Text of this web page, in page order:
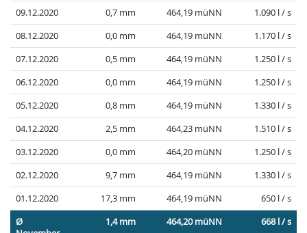
09.12.2020
0,7 mm 464,19 müNN
1.090 l / s
08.12.2020
0,0 mm 464,19 müNN
1.170 l / s
07.12.2020
0,5 mm 464,19 müNN
1.250 l / s
06.12.2020
0,0 mm 464,19 müNN
1.250 l / s
05.12.2020
0,8 mm 464,19 müNN
1.330 l / s
04.12.2020
2,5 mm 464,23 müNN
1.510 l / s
03.12.2020
0,0 mm 464,20 müNN
1.250 l / s
02.12.2020
9,7 mm 464,19 müNN
1.330 l / s
01.12.2020
17,3 mm 464,19 müNN
650 l / s
Ø
1,4 mm 464,20 müNN 668 l / s